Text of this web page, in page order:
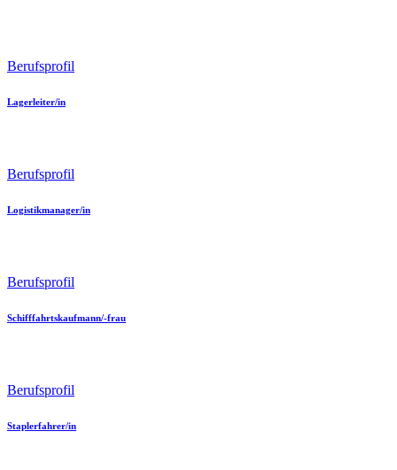
Berufsprofil
Lagerleiter/in
Berufsprofil
Logistikmanager/in
Berufsprofil
Schifffahrtskaufmann/-frau
Berufsprofil
Staplerfahrer/in